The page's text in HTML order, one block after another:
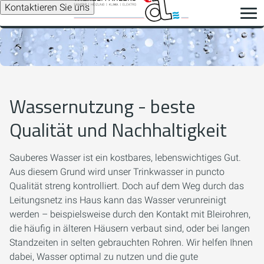
Kontaktieren Sie uns
Wassernutzung - beste
Qualität und Nachhaltigkeit
Sauberes Wasser ist ein kostbares, lebenswichtiges Gut.
Aus diesem Grund wird unser Trinkwasser in puncto
Qualität streng kontrolliert. Doch auf dem Weg durch das
Leitungsnetz ins Haus kann das Wasser verunreinigt
werden – beispielsweise durch den Kontakt mit Bleirohren,
die häufig in älteren Häusern verbaut sind, oder bei langen
Standzeiten in selten gebrauchten Rohren. Wir helfen Ihnen
dabei, Wasser optimal zu nutzen und die gute